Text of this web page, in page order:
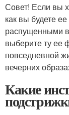
Совет! Если вы
как вы будете
распущенными
выберите ту ее
повседневной
вечерних
Какие